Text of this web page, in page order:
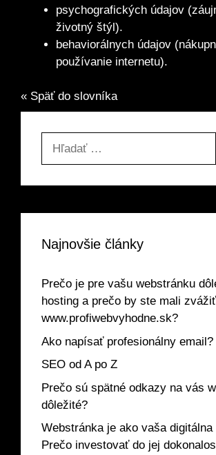
psychografických údajov
životný štýl).
behaviorálnych údajov
používanie internetu).
« Späť do slovníka
Najnovšie články
Prečo je pre vašu webstránku
hosting a prečo by ste mali zvážiť
www.profiwebvyhodne.sk?
Ako napísať profesionálny email?
SEO od A po Z
Prečo sú spätné odkazy na vás
dôležité?
Webstránka je ako vaša digitálna
Prečo investovať do jej